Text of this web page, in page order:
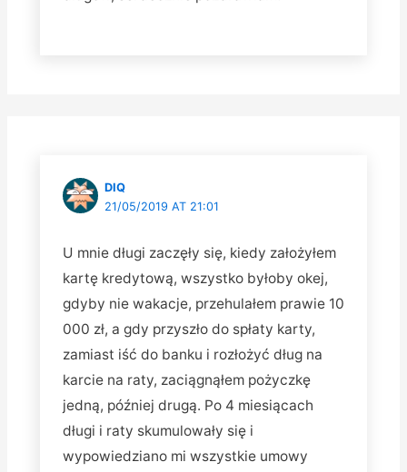
DIQ
21/05/2019 AT 21:01
U mnie długi zaczęły się, kiedy założyłem
kartę kredytową, wszystko byłoby okej,
gdyby nie wakacje, przehulałem prawie 10
000 zł, a gdy przyszło do spłaty karty,
zamiast iść do banku i rozłożyć dług na
karcie na raty, zaciągnąłem pożyczkę
jedną, później drugą. Po 4 miesiącach
długi i raty skumulowały się i
wypowiedziano mi wszystkie umowy